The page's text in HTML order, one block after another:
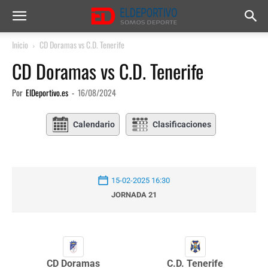
Inicio CD Doramas vs C.D. Tenerife
CD Doramas vs C.D. Tenerife
Por ElDeportivo.es - 16/08/2024
Calendario Clasificaciones
15-02-2025 16:30
JORNADA 21
CD Doramas C.D. Tenerife